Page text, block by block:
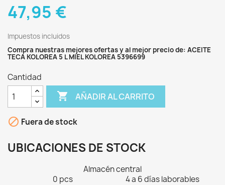
47,95 €
Impuestos incluidos
Compra nuestras mejores ofertas y al mejor precio de: ACEITE
TECA KOLOREA 5 L MIEL KOLOREA 5396699
Cantidad
 AÑADIR AL CARRITO
 Fuera de stock
UBICACIONES DE STOCK
Almacén central
0 pcs
4 a 6 días laborables